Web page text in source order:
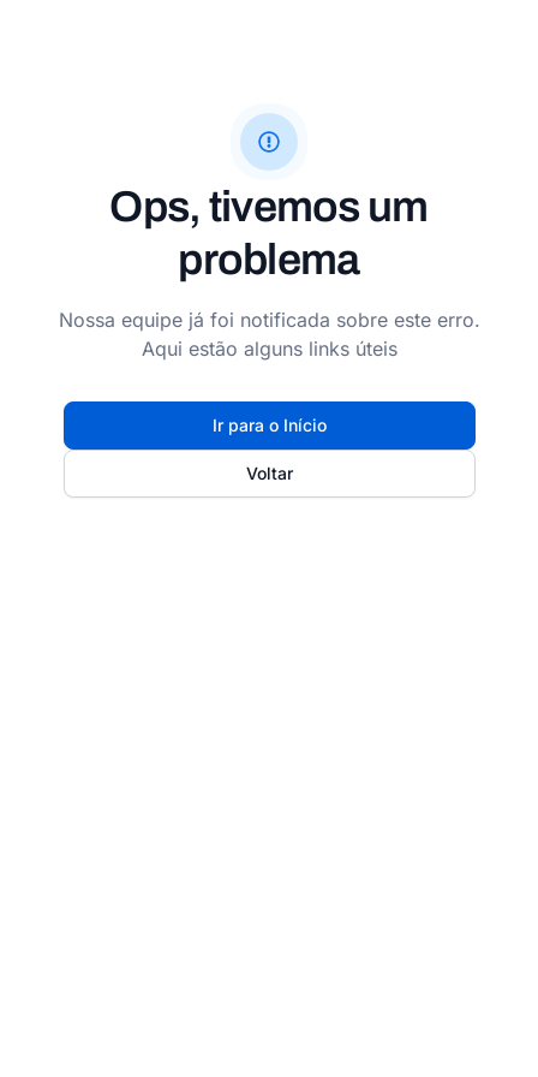
Ops, tivemos um
problema
Nossa equipe já foi notificada sobre este erro.
Aqui estão alguns links úteis
Ir para o Início
Voltar